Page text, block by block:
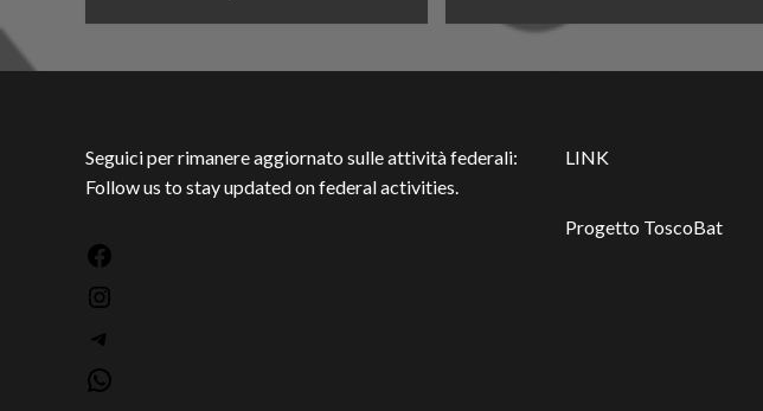
Seguici per rimanere aggiornato sulle attività federali:
Follow us to stay updated on federal activities.
LINK
Progetto ToscoBat